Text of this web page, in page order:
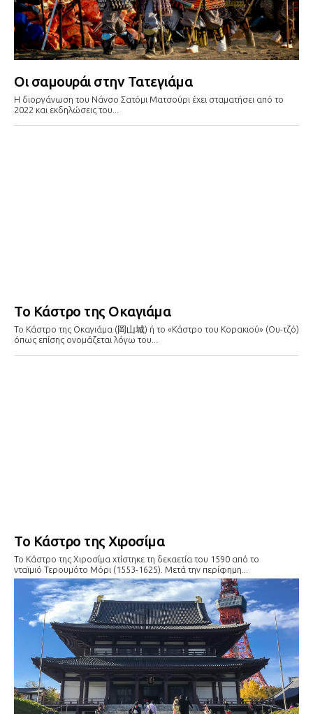
Οι σαμουράι στην Τατεγιάμα
Η διοργάνωση του Νάνσο Σατόμι Ματσούρι έχει σταματήσει από το
2022 και εκδηλώσεις του...
Το Κάστρο της Οκαγιάμα
To Κάστρο της Οκαγιάμα (岡山城) ή το «Κάστρο του Κορακιού» (Ου-τζό)
όπως επίσης ονομάζεται λόγω του...
Το Κάστρο της Χιροσίμα
Το Kάστρο της Χιροσίμα χτίστηκε τη δεκαετία του 1590 από το
νταϊμιό Τερουμότο Μόρι (1553-1625). Μετά την περίφημη...